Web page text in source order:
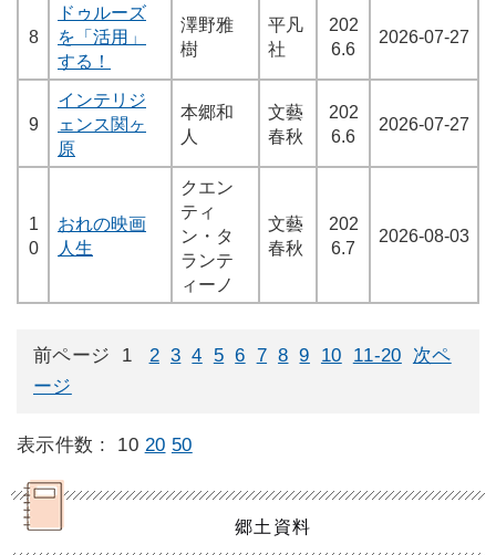
8
ドゥルーズ
を「活用」
する！
澤野雅
樹
平凡
社
202
6.6
2026-07-27
9
インテリジ
ェンス関ヶ
原
本郷和
人
文藝
春秋
202
6.6
2026-07-27
1
0
おれの映画
人生
クエン
ティ
ン・タ
ランテ
ィーノ
文藝
春秋
202
6.7
2026-08-03
前ページ 1 2 3 4 5 6 7 8 9 10 11-20
次ペ
ージ
10 20 50
郷土資料